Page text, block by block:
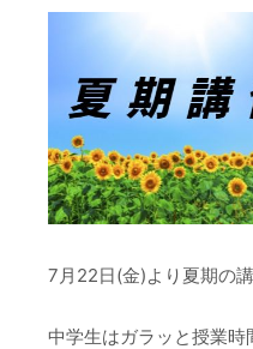
7月22日(金)より夏期の
中学生はガラッと授業時